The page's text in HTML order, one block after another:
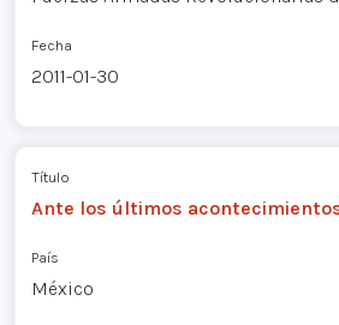
Fecha
2011-01-30
Título
Ante los últimos
País
México